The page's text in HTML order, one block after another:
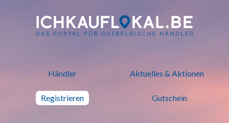
ich kauf lokal - Bei lokalen
Händler Aktuelles & Aktionen
Registrieren Gutschein